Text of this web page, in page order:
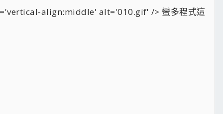
align:middle' alt='010.gif' /> 蠻多程式這